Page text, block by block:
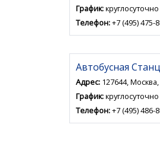
График:круглосуточно
Телефон:+7 (495) 475-
Автобусная
Адрес: 127644,
График:круглосуточно
Телефон:+7 (495) 486-